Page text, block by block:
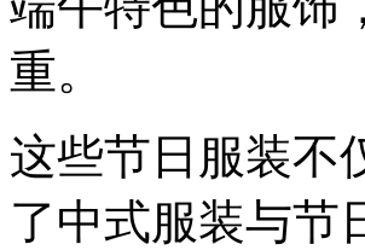
重。
这些节日服装不
了中式服装与节